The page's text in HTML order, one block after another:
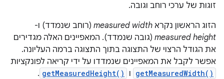
זוגות של ערכי רוחב וגובה.
הזוג הראשון נקרא measured width (רוחב שנמדד) ו-
measured height (גובה שנמדד). המאפיינים האלה מגדירים
את הגודל הרצוי של התצוגה בתוך התצוגה ברמה העליונה.
אפשר לקבל את המאפיינים שנמדדו על ידי קריאה לפונקציות
getMeasuredWidth() ו getMeasuredHeight()
.